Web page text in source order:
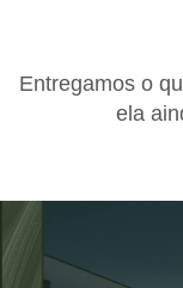
Entregamos o
ela